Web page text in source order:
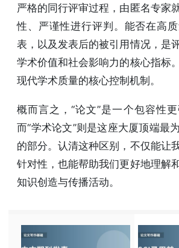
严格的同行评审过程，由匿名专家
性、严谨性进行评判。能否在高
表，以及发表后的被引用情况，是
学术价值和社会影响力的核心指标
现代学术质量的核心控制机制。
概而言之，“论文”是一个包容性
而“学术论文”则是这座大厦顶端最
的部分。认清这种区别，不仅能让
针对性，也能帮助我们更好地理解
知识创造与传播活动。